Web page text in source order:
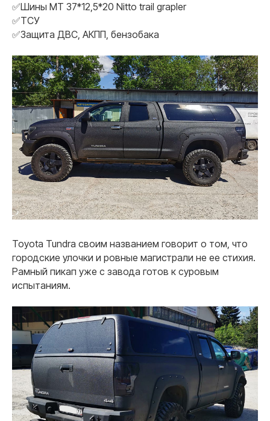
✅Шины МТ 37*12,5*20 Nitto trail grapler
✅ТСУ
✅Защита ДВС, АКПП, бензобака
Toyota Tundra своим названием говорит о том, что
городские улочки и ровные магистрали не ее стихия.
Рамный пикап уже с завода готов к суровым
испытаниям.